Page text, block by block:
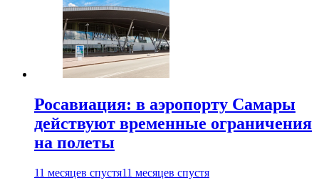
Росавиация: в аэропорту Самары
действуют временные ограничения
на полеты
11 месяцев спустя11 месяцев спустя